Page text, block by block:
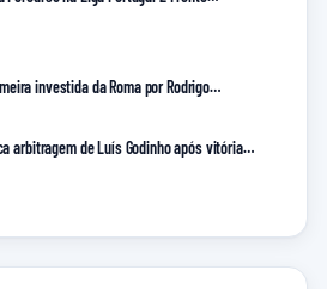
investida da Roma por Rodrigo…
arbitragem de Luís Godinho após vitória…